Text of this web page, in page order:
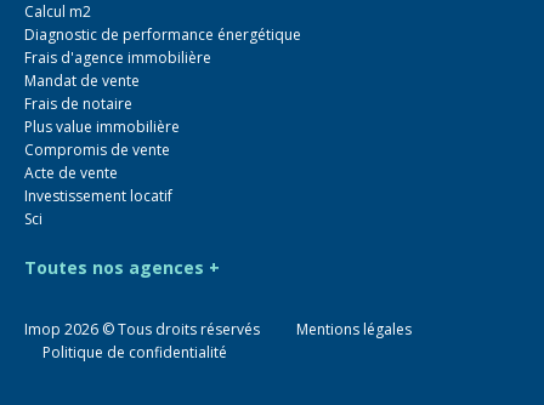
Calcul m2
Diagnostic de performance énergétique
Frais d'agence immobilière
Mandat de vente
Frais de notaire
Plus value immobilière
Compromis de vente
Acte de vente
Investissement locatif
Sci
Toutes nos agences +
Imop 2026 © Tous droits réservés
Mentions légales
Politique de confidentialité